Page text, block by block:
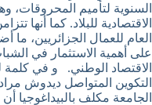
السنوية لتأميم المحروقات،
العام للعمال الجزائريين،
على أهمية الاستثمار في
الاقتصاد الوطني. و في كلمة
التكوين المتواصل ديدوش
الجامعة مكلف